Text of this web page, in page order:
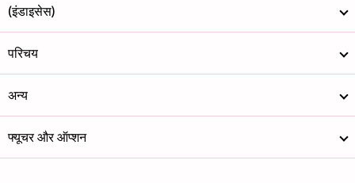
(इंडाइसेस)
परिचय
अन्य
फ्यूचर और ऑप्शन